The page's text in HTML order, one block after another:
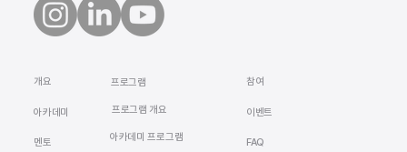
​개요
​아카데미
멘토
프로그램
프로그램 개요
아카데미 프로그램
참여
이벤트
FAQ